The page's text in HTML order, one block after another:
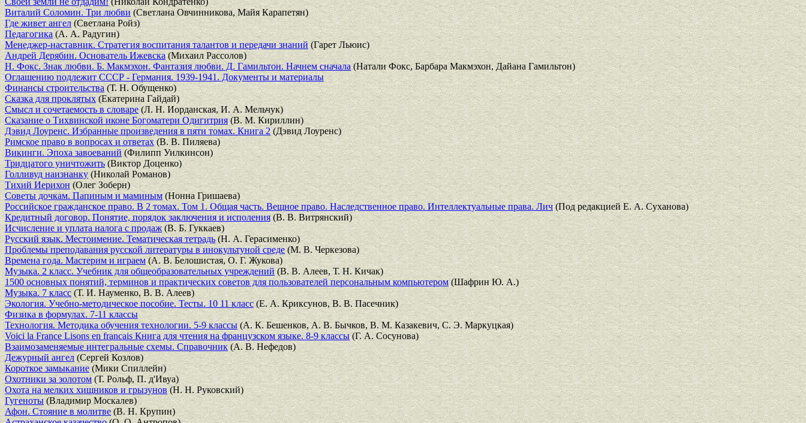
Виталий Соломин. Три любви (Светлана Овчинникова, Майя Карапетян)
Где живет ангел (Светлана Ройз)
Педагогика(А. А. Радугин)
Менеджер-наставник. Стратегия воспитания талантов и передачи знаний(Гарет Льюис)
Андрей Дерябин. Основатель Ижевска(Михаил Рассолов)
Н. Фокс. Знак любви. Б. Макмэхон. Фантазия любви. Д. Гамильтон. Начнем сначала(Натали Фокс, Барбара Макмэхон, Дайана Гамильтон)
Оглашению подлежит СССР - Германия. 1939-1941. Документы и материалы
Финансы строительства (Т. Н. Обущенко)
Сказка для проклятых (Екатерина Гайдай)
Смысл и сочетаемость в словаре (Л. Н. Иорданская, И. А. Мельчук)
Сказание о Тихвинской иконе Богоматери Одигитрия(В. М. Кириллин)
Дэвид Лоуренс. Избранные произведения в пяти томах. Книга 2(Дэвид Лоуренс)
Римское право в вопросах и ответах(В. В. Пиляева)
Викинги. Эпоха завоеваний (Филипп Уилкинсон)
Тридцатого уничтожить(Виктор Доценко)
Голливуд наизнанку(Николай Романов)
Тихий Иерихон(Олег Зоберн)
Советы дочкам. Папиным и маминым (Нонна Гришаева)
Российское гражданское право. В 2 томах. Том 1. Общая часть. Вещное право. Наследственное право. Интеллектуальные права. Лич(Под редакцией Е. А. Суханова)
Кредитный договор. Понятие, порядок заключения и исполения(В. В. Витрянский)
Исчисление и уплата налога с продаж(В. Б. Гуккаев)
Русский язык. Местоимение. Тематическая тетрадь (Н. А. Герасименко)
Проблемы преподавания русской литературы в инокультуной среде (М. В. Черкезова)
Времена года. Мастерим и играем (А. В. Белошистая, О. Г. Жукова)
Музыка. 2 класс. Учебник для общеобразовательных учреждений (В. В. Алеев, Т. Н. Кичак)
1500 основных понятий, терминов и практических советов для пользователей персональным компьютером(Шафрин Ю. А.)
Музыка. 7 класс (Т. И. Науменко, В. В. Алеев)
Экология. Учебно-методическое пособие. Тесты. 10 11 класс (Е. А. Криксунов, В. В. Пасечник)
Физика в формулах. 7-11 классы
Технология. Методика обучения технологии. 5-9 классы (А. К. Бешенков, А. В. Бычков, В. М. Казакевич, С. Э. Маркуцкая)
Voici la France Lisons en francais Книга для чтения на французском языке. 8-9 классы (Г. А. Сосунова)
Взаимозаменяемые интегральные схемы. Справочник (А. В. Нефедов)
Дежурный ангел (Сергей Козлов)
Короткое замыкание(Мики Спиллейн)
Охотники за золотом (Т. Рольф, П. д'Ивуа)
Охота на мелких хищников и грызунов(Н. Н. Руковский)
Гугеноты (Владимир Москалев)
Афон. Стояние в молитве(В. Н. Крупин)